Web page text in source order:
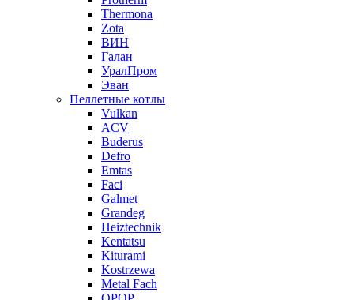
Thermona
Zota
ВИН
Галан
УралПром
Эван
Пеллетные котлы
Vulkan
ACV
Buderus
Defro
Emtas
Faci
Galmet
Grandeg
Heiztechnik
Kentatsu
Kiturami
Kostrzewa
Metal Fach